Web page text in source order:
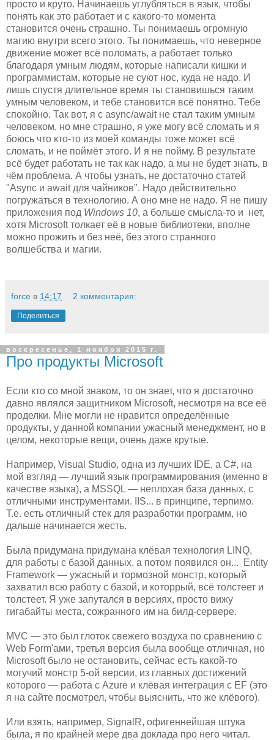
просто и круто. Начинаешь углубляться в язык, чтобы
понять как это работает и с какого-то момента
становится очень страшно. Ты понимаешь огромную
магию внутри всего этого. Ты понимаешь, что неверное
движение может всё поломать, а работает только
благодаря умным людям, которые написали кишки и
программистам, которые не суют нос, куда не надо. И
лишь спустя длительное время ты становишься таким
умным человеком, и тебе становится всё понятно. Тебе
спокойно. Так вот, я с async/await не стал таким умным
человеком, но мне страшно, я уже могу всё сломать и я
боюсь что кто-то из моей команды тоже может всё
сломать, и не поймёт этого. И я не пойму. В результате
всё будет работать не так как надо, а мы не будет знать, в
чём проблема. А чтобы узнать, не достаточно статей
"Async и await для чайников". Надо действительно
погружаться в технологию. А оно мне не надо. Я не пишу
приложения под Windows 10, а больше смысла-то и нет,
хотя Microsoft толкает её в новые библиотеки, вполне
можно прожить и без неё, без этого странного
волшебства и магии.
force в 14:17 2 комментария:
Поделиться
воскресенье, 1 ноября 2015 г.
Про продукты Microsoft
Если кто со мной знаком, то он знает, что я достаточно
давно являлся защитником Microsoft, несмотря на все её
проделки. Мне могли не нравится определённые
продукты, у данной компании ужасный менеджмент, но в
целом, некоторые вещи, очень даже крутые.
Например, Visual Studio, одна из лучших IDE, а C#, на
мой взгляд — лучший язык программирования (именно в
качестве языка), а MSSQL — неплохая база данных, с
отличными инструментами. IIS... в принципе, терпимо.
Т.е. есть отличный стек для разработки программ, но
дальше начинается жесть.
Была придумана придумана клёвая технология LINQ,
для работы с базой данных, а потом появился он... Entity
Framework — ужасный и тормозной монстр, который
захватил всю работу с базой, и которрый, всё толстеет и
толстеет. Я уже запутался в версиях, просто вижу
гигабайты места, сожранного им на билд-сервере.
MVC — это был глоток свежего воздуха по сравнению с
Web Form'ами, третья версия была вообще отличная, но
Microsoft было не остановить, сейчас есть какой-то
могучий монстр 5-ой версии, из главных достижений
которого — работа с Azure и клёвая интеграция с EF (это
я на сайте посмотрел, чтобы выяснить, что же клёвого).
Или взять, например, SignalR, офигеннейшая штука
была, я по крайней мере два доклада про него читал.